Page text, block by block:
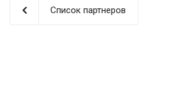
Список партнеров